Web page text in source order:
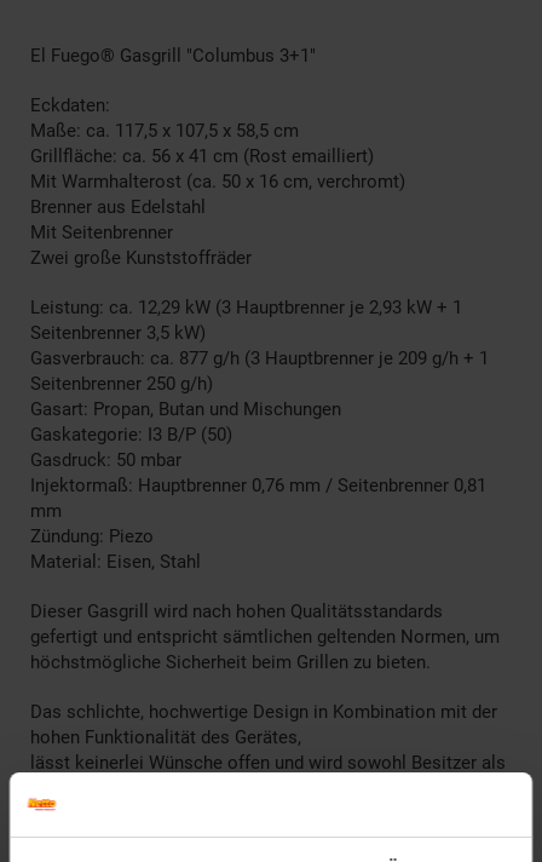
El Fuego® Gasgrill "Columbus 3+1"
Eckdaten:
Maße: ca. 117,5 x 107,5 x 58,5 cm
Grillfläche: ca. 56 x 41 cm (Rost emailliert)
Mit Warmhalterost (ca. 50 x 16 cm, verchromt)
Brenner aus Edelstahl
Mit Seitenbrenner
Zwei große Kunststoffräder
Leistung: ca. 12,29 kW (3 Hauptbrenner je 2,93 kW + 1
Seitenbrenner 3,5 kW)
Gasverbrauch: ca. 877 g/h (3 Hauptbrenner je 209 g/h + 1
Seitenbrenner 250 g/h)
Gasart: Propan, Butan und Mischungen
Gaskategorie: I3 B/P (50)
Gasdruck: 50 mbar
Injektormaß: Hauptbrenner 0,76 mm / Seitenbrenner 0,81
mm
Zündung: Piezo
Material: Eisen, Stahl
Dieser Gasgrill wird nach hohen Qualitätsstandards
gefertigt und entspricht sämtlichen geltenden Normen, um
höchstmögliche Sicherheit beim Grillen zu bieten.
Das schlichte, hochwertige Design in Kombination mit der
hohen Funktionalität des Gerätes,
lässt keinerlei Wünsche offen und wird sowohl Besitzer als
Einstellungsmöglichkeiten dieses Grills erlauben es,
jede beliebige Speise optimal zu garen - für eine